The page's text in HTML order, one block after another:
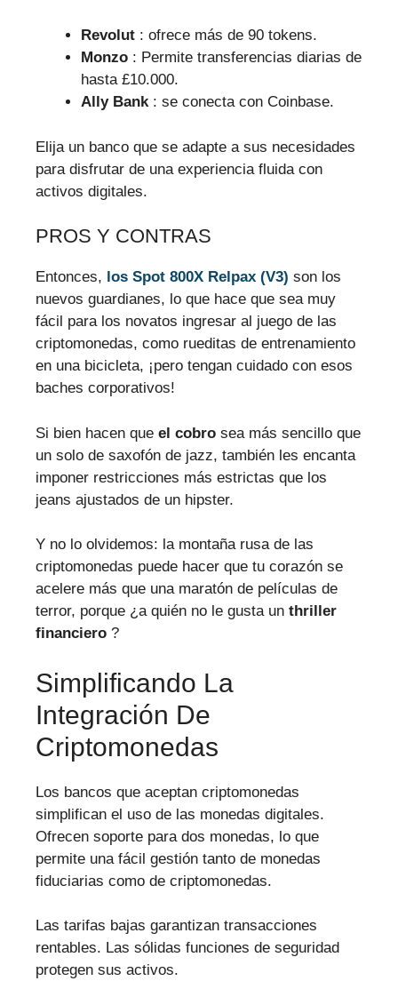
Revolut : ofrece más de 90 tokens.
Monzo : Permite transferencias diarias de
hasta £10.000.
Ally Bank: se conecta con Coinbase.
Elija un banco que se adapte a sus necesidades
para disfrutar de una experiencia fluida con
activos digitales.
PROS Y CONTRAS
Entonces, los Spot 800X Relpax (V3) son los
nuevos guardianes, lo que hace que sea muy
fácil para los novatos ingresar al juego de las
criptomonedas, como rueditas de entrenamiento
en una bicicleta, ¡pero tengan cuidado con esos
baches corporativos!
Si bien hacen que el cobro sea más sencillo que
un solo de saxofón de jazz, también les encanta
imponer restricciones más estrictas que los
jeans ajustados de un hipster.
Y no lo olvidemos: la montaña rusa de las
criptomonedas puede hacer que tu corazón se
acelere más que una maratón de películas de
terror, porque ¿a quién no le gusta un thriller
financiero ?
Simplificando La
Integración De
Criptomonedas
Los bancos que aceptan criptomonedas
simplifican el uso de las monedas digitales.
Ofrecen soporte para dos monedas, lo que
permite una fácil gestión tanto de monedas
fiduciarias como de criptomonedas.
Las tarifas bajas garantizan transacciones
rentables. Las sólidas funciones de seguridad
protegen sus activos.